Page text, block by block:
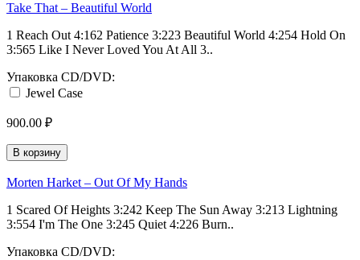
Take That ‎– Beautiful World
1 Reach Out 4:162 Patience 3:223 Beautiful World 4:254 Hold On
3:565 Like I Never Loved You At All 3..
Упаковка CD/DVD:
Jewel Case
900.00 ₽
В корзину
Morten Harket ‎– Out Of My Hands
1 Scared Of Heights 3:242 Keep The Sun Away 3:213 Lightning
3:554 I'm The One 3:245 Quiet 4:226 Burn..
Упаковка CD/DVD: